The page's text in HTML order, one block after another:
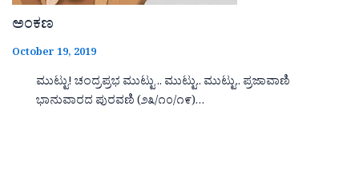
ಅಂಕಣ
October 19, 2019
ಮುಟ್ಟು! ಚಂದ್ರಪ್ರಭ ಮುಟ್ಟು .. ಮುಟ್ಟು.. ಮುಟ್ಟು.. ಪ್ರಜಾವಾಣಿ
ಭಾನುವಾರದ ಪುರವಣಿ (೨೩/೧೦/೧೯)…